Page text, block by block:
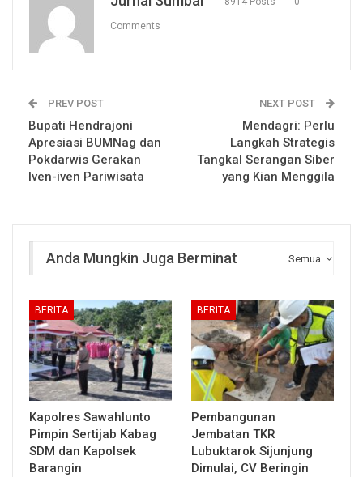
Comments
PREV POST
Bupati Hendrajoni
Apresiasi BUMNag dan
Pokdarwis Gerakan
Iven-iven Pariwisata
NEXT POST
Mendagri: Perlu
Langkah Strategis
Tangkal Serangan Siber
yang Kian Menggila
Semua
Anda Mungkin Juga Berminat
BERITA
Kapolres Sawahlunto
Pimpin Sertijab Kabag
SDM dan Kapolsek
Barangin
BERITA
Pembangunan
Jembatan TKR
Lubuktarok Sijunjung
Dimulai, CV Beringin